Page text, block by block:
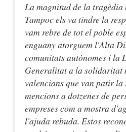
La magnitud de la tragèdia
Tampoc els va tindre la
vam rebre de tot el poble
enguany atorguem l'Alta
comunitats autònomes i la
Generalitat a la solidaritat
valencians que van patir
mencions a dotzenes de
empreses com a mostra
l'ajuda rebuda. Estos